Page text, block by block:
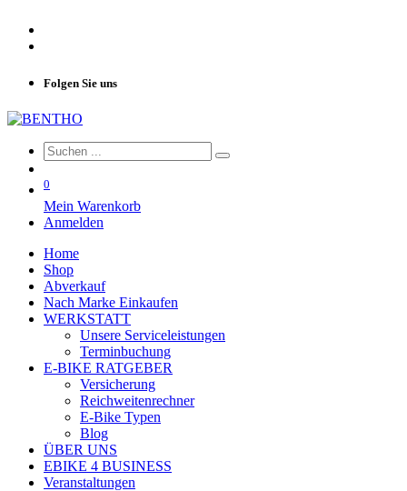
Folgen Sie uns
0
Mein Warenkorb
Anmelden
Home
Shop
Abverkauf
Nach Marke Einkaufen
WERKSTATT
Unsere Serviceleistungen
Terminbuchung
E-BIKE RATGEBER
Versicherung
Reichweitenrechner
E-Bike Typen
Blog
ÜBER UNS
EBIKE 4 BUSINESS
Veranstaltungen